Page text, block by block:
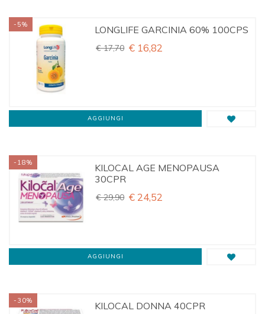
LONGLIFE GARCINIA 60% 100CPS
€ 17,70 € 16,82
-5%
AGGIUNGI
KILOCAL AGE MENOPAUSA
30CPR
€ 29,90 € 24,52
-18%
AGGIUNGI
KILOCAL DONNA 40CPR
-30%